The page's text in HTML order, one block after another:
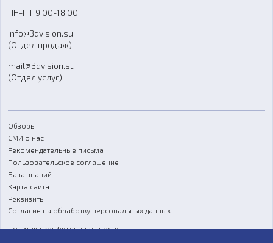
FAQ
ПН-ПТ 9:00-18:00
info@3dvision.su
(Отдел продаж)
mail@3dvision.su
(Отдел услуг)
Обзоры
СМИ о нас
Рекомендательные письма
Пользовательское соглашение
База знаний
Карта сайта
Реквизиты
Согласие на обработку персональных данных
Политика конфиденциальности